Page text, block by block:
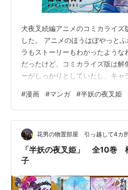
犬夜叉続編アニメのコミカライズ
した。 アニメのほうはぼやっと
ラもストーリーもわかったような
だったけど、コミカライズ版は解
ーがしっかりとしていたし、キャ
た。最後が総力戦というのもアツ
加するとは…！ 大団円で清々しく
した。 何より殺生丸とりんをし
本当にうれしくて。出会いも結ば
思いもりんちゃんの思いも二人
交流も…こういうのが見たかった
#漫画 #マンガ #半妖の夜叉姫
花男の物置部屋 引っ越して4カ
「半妖の夜叉姫」 全10巻
子